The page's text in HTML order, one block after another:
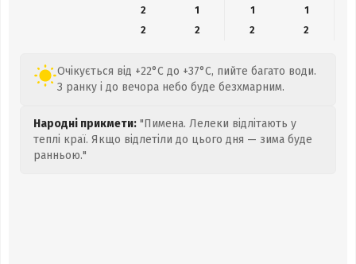
2
1 1
1
2
2 2 2
Очікується від +22°C до +37°C, пийте багато води.
З ранку і до вечора небо буде безхмарним.
Народні прикмети: "Пимена. Лелеки відлітають у
теплі краї. Якщо відлетіли до цього дня — зима буде
ранньою."